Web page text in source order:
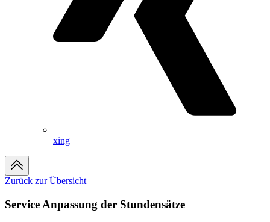
xing
Zurück zur Übersicht
Service Anpassung der Stundensätze